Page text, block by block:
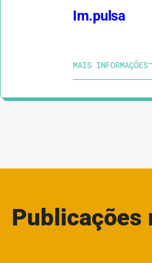
Im.pulsa
MAIS INFORMAÇÕES
Publicações